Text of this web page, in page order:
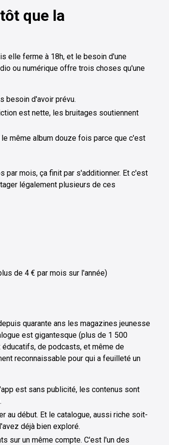
que la
elle ferme à 18h, et le besoin d'une
ou numérique offre trois choses qu'une
besoin d'avoir prévu.
est nette, les bruitages soutiennent
même album douze fois parce que c'est
par mois, ça finit par s'additionner. Et c'est
légalement plusieurs de ces
de 4 € par mois sur l'année)
quarante ans les magazines jeunesse
est gigantesque (plus de 1 500
éducatifs, de podcasts, et même de
reconnaissable pour qui a feuilleté un
est sans publicité, les contenus sont
au début. Et le catalogue, aussi riche soit-
déjà bien exploré.
sur un même compte. C'est l'un des